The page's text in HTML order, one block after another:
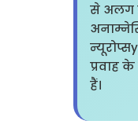
से अलग
प्रवाह
हैं।